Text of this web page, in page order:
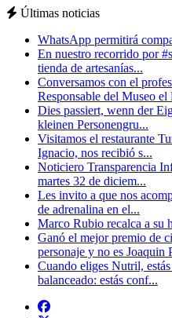
Últimas noticias
WhatsApp permitirá
En nuestro recorrido por
tienda de artesanías...
Conversamos con el
Responsable del Museo el
Dies passiert, wenn der
kleinen Personengru...
Visitamos el restaurante
Ignacio, nos recibió s...
Noticiero Transparencia
martes 32 de diciem...
Les invito a que nos
de adrenalina en el...
Marco Rubio recalca a su
Ganó el mejor premio de
personaje y no es Joaquin
Cuando eliges Nutril,
balanceado: estás conf...